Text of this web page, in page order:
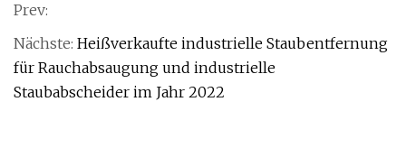
Prev:
Nächste: Heißverkaufte industrielle Staubentfernung
für Rauchabsaugung und industrielle
Staubabscheider im Jahr 2022